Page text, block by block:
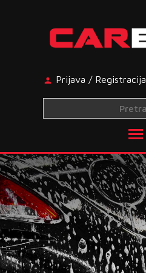
Prijava / Registracija